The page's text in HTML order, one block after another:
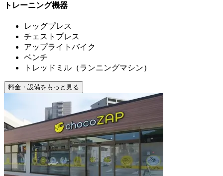
トレーニング機器
レッグプレス
チェストプレス
アップライトバイク
ベンチ
トレッドミル（ランニングマシン）
料金・設備をもっと見る